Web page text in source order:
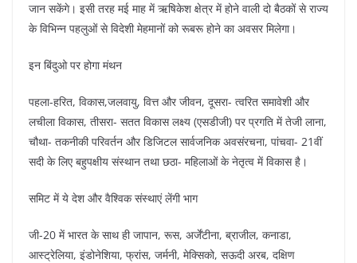
जान सकेंगे। इसी तरह मई माह में ऋषिकेश क्षेत्र में होने वाली दो बैठकों से राज्य
के विभिन्न पहलुओं से विदेशी मेहमानों को रूबरू होने का अवसर मिलेगा।
इन बिंदुओ पर होगा मंथन
पहला-हरित, विकास,जलवायु, वित्त और जीवन, दूसरा- त्वरित समावेशी और
लचीला विकास, तीसरा- सतत विकास लक्ष्य (एसडीजी) पर प्रगति में तेजी लाना,
चौथा- तकनीकी परिवर्तन और डिजिटल सार्वजनिक अवसंरचना, पांचवा- 21वीं
सदी के लिए बहुपक्षीय संस्थान तथा छठा- महिलाओं के नेतृत्व में विकास है।
समिट में ये देश और वैश्विक संस्थाएं लेंगी भाग
जी-20 में भारत के साथ ही जापान, रूस, अर्जेंटीना, ब्राजील, कनाडा,
आस्ट्रेलिया, इंडोनेशिया, फ्रांस, जर्मनी, मेक्सिको, सऊदी अरब, दक्षिण